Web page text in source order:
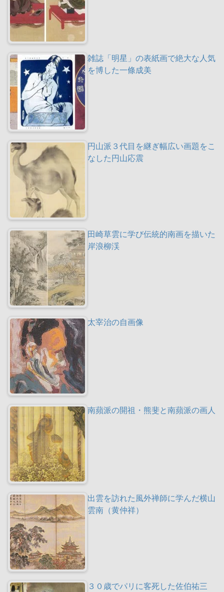
雑誌「明星」の表紙画で絶大な人気
を博した一條成美
円山派３代目を継ぎ幅広い画題をこ
なした円山応震
田崎草雲に学び伝統的南画を描いた
岸浪柳渓
太宰治の自画像
南蘋派の開祖・熊斐と南蘋派の画人
出雲を訪れた風外禅師に学んだ横山
雲南（黄仲祥）
３０歳でパリに客死した佐伯祐三